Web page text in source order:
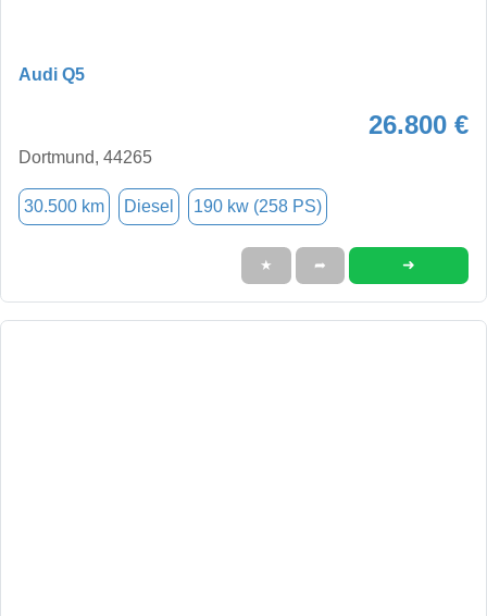
Audi Q5
26.800 €
Dortmund, 44265
30.500 km Diesel 190 kw (258 PS)
★ ➦ ➜